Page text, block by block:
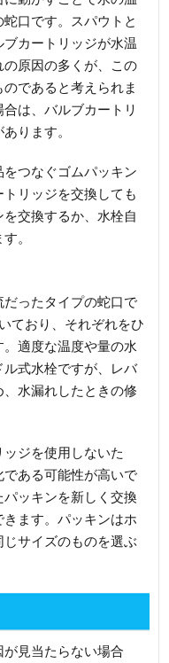
口です。スパウトと
カートリッジが水温
原因の多くが、この
であると考えられま
は、バルブカートリ
ります。
つなぐゴムパッキン
リッジを交換しても
交換するか、水栓自
。
ったタイプの蛇口で
ており、それぞれをひ
適度な温度や量の水
式水栓ですが、レバ
水漏れしたときの修
ジを使用しないた
ある可能性が高いで
ッキンを新しく交換
ます。パッキンはホ
サイズのものを選ぶ
見当たらない場合